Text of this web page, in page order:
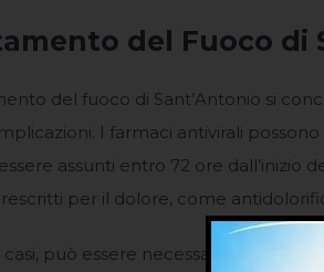
del Fuoco di
del fuoco di Sant’Antonio si
I farmaci antivirali
assunti entro 72 ore dall’inizio
per il dolore, come
casi, può essere necessario il